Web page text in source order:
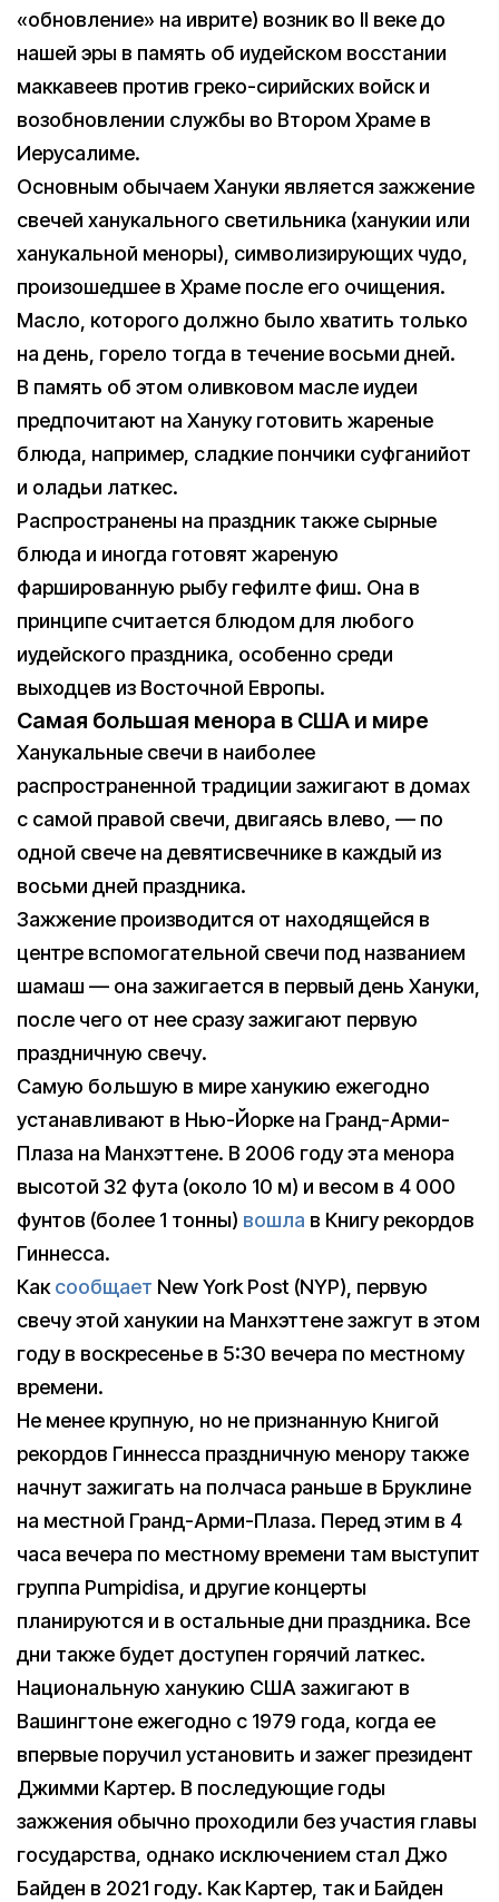
«обновление» на иврите) возник во II веке до
нашей эры в память об иудейском восстании
маккавеев против греко-сирийских войск и
возобновлении службы во Втором Храме в
Иерусалиме.
Основным обычаем Хануки является зажжение
свечей ханукального светильника (ханукии или
ханукальной меноры), символизирующих чудо,
произошедшее в Храме после его очищения.
Масло, которого должно было хватить только
на день, горело тогда в течение восьми дней.
В память об этом оливковом масле иудеи
предпочитают на Хануку готовить жареные
блюда, например, сладкие пончики суфганийот
и оладьи латкес.
Распространены на праздник также сырные
блюда и иногда готовят жареную
фаршированную рыбу гефилте фиш. Она в
принципе считается блюдом для любого
иудейского праздника, особенно среди
выходцев из Восточной Европы.
Самая большая менора в США и мире
Ханукальные свечи в наиболее
распространенной традиции зажигают в домах
с самой правой свечи, двигаясь влево, — по
одной свече на девятисвечнике в каждый из
восьми дней праздника.
Зажжение производится от находящейся в
центре вспомогательной свечи под названием
шамаш — она зажигается в первый день Хануки,
после чего от нее сразу зажигают первую
праздничную свечу.
Самую большую в мире ханукию ежегодно
устанавливают в Нью-Йорке на Гранд-Арми-
Плаза на Манхэттене. В 2006 году эта менора
высотой 32 фута (около 10 м) и весом в 4 000
фунтов (более 1 тонны) вошла в Книгу рекордов
Гиннесса.
Каксообщает New York Post (NYP), первую
свечу этой ханукии на Манхэттене зажгут в этом
году в воскресенье в 5:30 вечера по местному
времени.
Не менее крупную, но не признанную Книгой
рекордов Гиннесса праздничную менору также
начнут зажигать на полчаса раньше в Бруклине
на местной Гранд-Арми-Плаза. Перед этим в 4
часа вечера по местному времени там выступит
группа Pumpidisa, и другие концерты
планируются и в остальные дни праздника. Все
дни также будет доступен горячий латкес.
Национальную ханукию США зажигают в
Вашингтоне ежегодно с 1979 года, когда ее
впервые поручил установить и зажег президент
Джимми Картер. В последующие годы
зажжения обычно проходили без участия главы
государства, однако исключением стал Джо
Байден в 2021 году. Как Картер, так и Байден